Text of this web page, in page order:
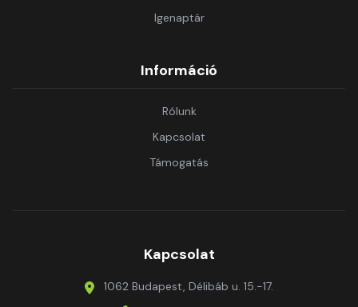
Igenaptár
Információ
Rólunk
Kapcsolat
Támogatás
Kapcsolat
1062 Budapest, Délibáb u. 15.-17.